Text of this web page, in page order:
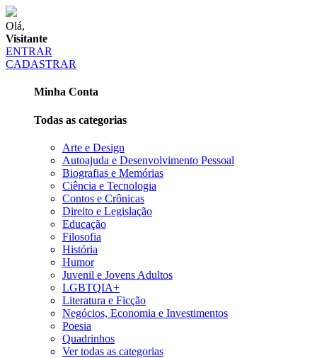
Olá,
Visitante
ENTRAR
CADASTRAR
Minha Conta
Todas as categorias
Arte e Design
Autoajuda e Desenvolvimento Pessoal
Biografias e Memórias
Ciência e Tecnologia
Contos e Crônicas
Direito e Legislação
Educação
Filosofia
História
Humor
Juvenil e Jovens Adultos
LGBTQIA+
Literatura e Ficção
Negócios, Economia e Investimentos
Poesia
Quadrinhos
Ver todas as categorias